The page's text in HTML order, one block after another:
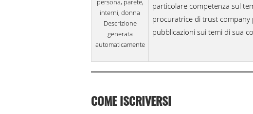
particolare competenza sul
procuratrice di trust company
pubblicazioni sui temi di sua
COME ISCRIVERSI